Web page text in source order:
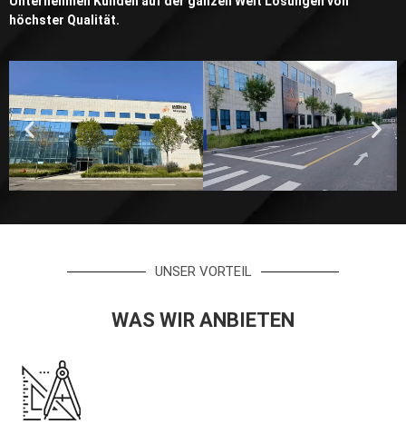
höchster Qualität.
UNSER VORTEIL
WAS WIR ANBIETEN